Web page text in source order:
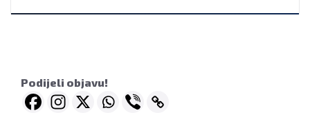
Podijeli objavu!